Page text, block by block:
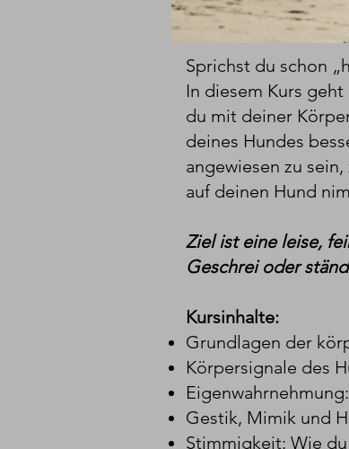
Sprichst du schon
In diesem Kurs
du mit deiner
deines Hundes
angewiesen zu
auf deinen Hund
Ziel ist eine leise,
Geschrei oder
Kursinhalte:
Grundlagen der
Körpersignale des
Gestik, Mimik und
Stimmigkeit: Wie